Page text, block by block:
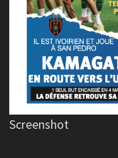
Screenshot